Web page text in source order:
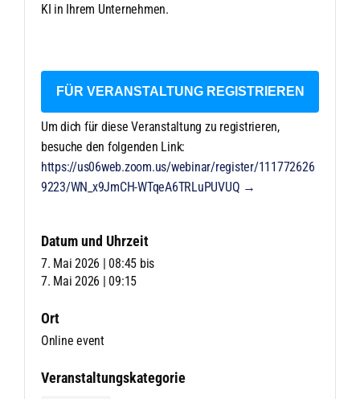
KI in Ihrem Unternehmen.
FÜR VERANSTALTUNG REGISTRIEREN
Um dich für diese Veranstaltung zu registrieren,
besuche den folgenden Link:
https://us06web.zoom.us/webinar/register/111772626
9223/WN_x9JmCH-WTqeA6TRLuPUVUQ →
Datum und Uhrzeit
7. Mai 2026 | 08:45 bis
7. Mai 2026 | 09:15
Ort
Online event
Veranstaltungskategorie